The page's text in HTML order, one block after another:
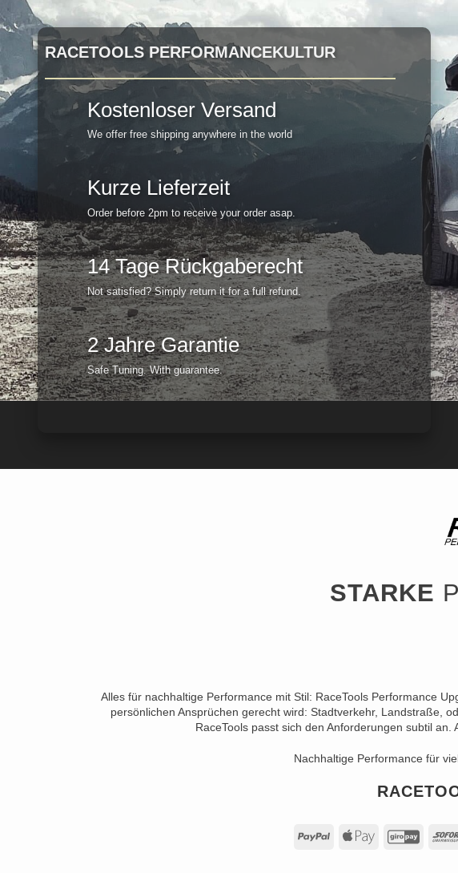
RACETOOLS PERFORMANCEKULTUR
Kostenloser Versand
We offer free shipping anywhere in the world
Kurze Lieferzeit
Order before 2pm to receive your order asap.
14 Tage Rückgaberecht
Not satisfied? Simply return it for a full refund.
2 Jahre Garantie
Safe Tuning. With guarantee.
STARKE
Alles für nachhaltige Performance mit Stil: RaceTools Performance
persönlichen Ansprüchen gerecht wird: Stadtverkehr, Landstraße,
RaceTools passt sich den Anforderungen subtil
Nachhaltige Performance für
PayPal Apple